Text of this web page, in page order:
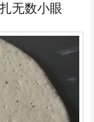
无数小眼